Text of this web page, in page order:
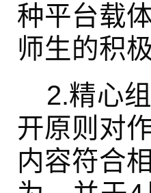
种平台载
师生的积
2.精心
开原则对
内容符合